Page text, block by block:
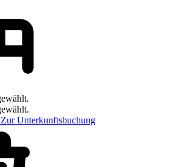
Zur Unterkunftsbuchung